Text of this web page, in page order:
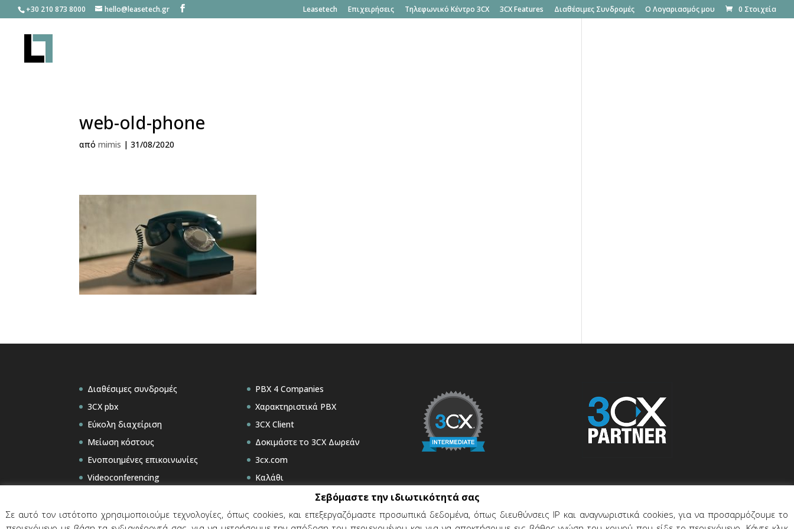
+30 210 873 8000 hello@leasetech.gr Leasetech Επιχειρήσεις Τηλεφωνικό Κέντρο 3CX 3CX Features Διαθέσιμες Συνδρομές Ο Λογαριασμός μου 0 Στοιχεία
web-old-phone
απόmimis |31/08/2020
Διαθέσιμες συνδρομές
3CX pbx
Εύκολη διαχείριση
Μείωση κόστους
Ενοποιημένες επικοινωνίες
Videoconferencing
PBX 4 Companies
Χαρακτηριστικά PBX
3CX Client
Δοκιμάστε το 3CX Δωρεάν
3cx.com
Καλάθι
Σεβόμαστε την ιδιωτικότητά σας
Σε αυτό τον ιστότοπο χρησιμοποιούμε τεχνολογίες, όπως cookies, και επεξεργαζόμαστε προσωπικά δεδομένα, όπως διευθύνσεις IP και αναγνωριστικά cookies, για να προσαρμόζουμε το